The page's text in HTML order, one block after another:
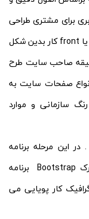
برای مشتری طراحی
می کند. روال انجام کار و تایید نهایی گرافیک کار یا front کار بدین شکل
صاحب سایت طرح
صفحات سایت به
سازمانی و موارد
این مرحله برنامه
نویسان Front end که بطور معمول با فریم ورک Bootstrap برنامه
کار پویایی می